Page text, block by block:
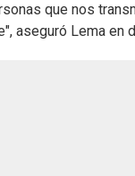
que nos
aseguró Lema en